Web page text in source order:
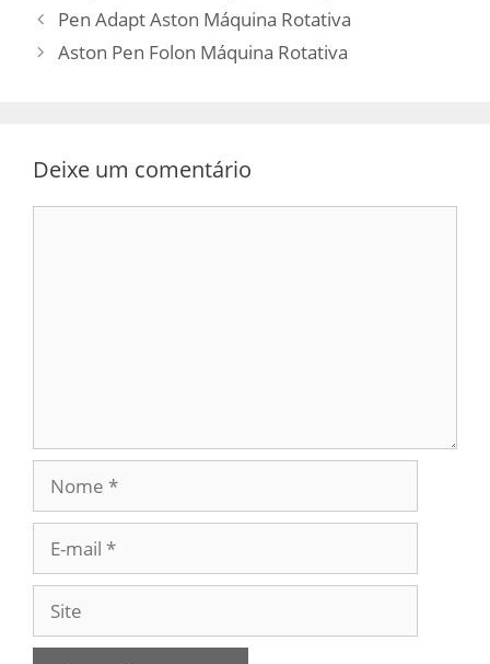
Pen Adapt Aston Máquina Rotativa
Aston Pen Folon Máquina Rotativa
Deixe um comentário
mail
Site